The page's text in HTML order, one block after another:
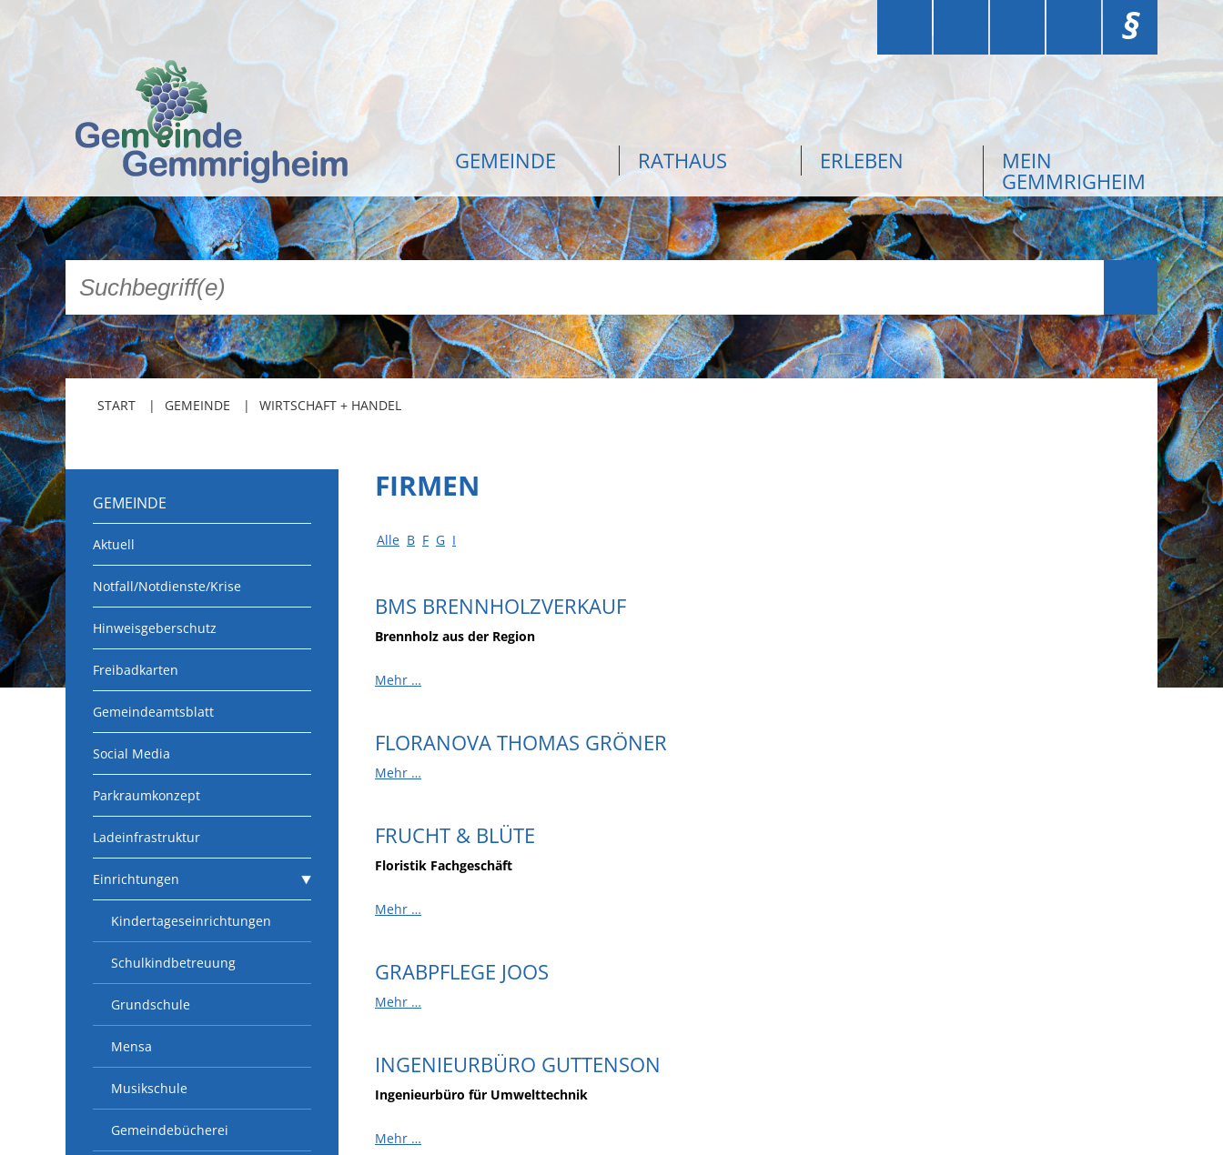
§
GEMEINDE RATHAUS ERLEBEN MEIN
GEMMRIGHEIM
START GEMEINDE WIRTSCHAFT + HANDEL
GEMEINDE
Aktuell
Notfall/Notdienste/Krise
Hinweisgeberschutz
Freibadkarten
Gemeindeamtsblatt
Social Media
Parkraumkonzept
Ladeinfrastruktur
Einrichtungen
Kindertageseinrichtungen
Schulkindbetreuung
Grundschule
Mensa
Musikschule
Gemeindebücherei
FIRMEN
Alle B F G I
BMS BRENNHOLZVERKAUF
Brennholz aus der Region
Mehr …
FLORANOVA THOMAS GRÖNER
Mehr …
FRUCHT & BLÜTE
Floristik Fachgeschäft
Mehr …
GRABPFLEGE JOOS
Mehr …
INGENIEURBÜRO GUTTENSON
Ingenieurbüro für Umwelttechnik
Mehr …